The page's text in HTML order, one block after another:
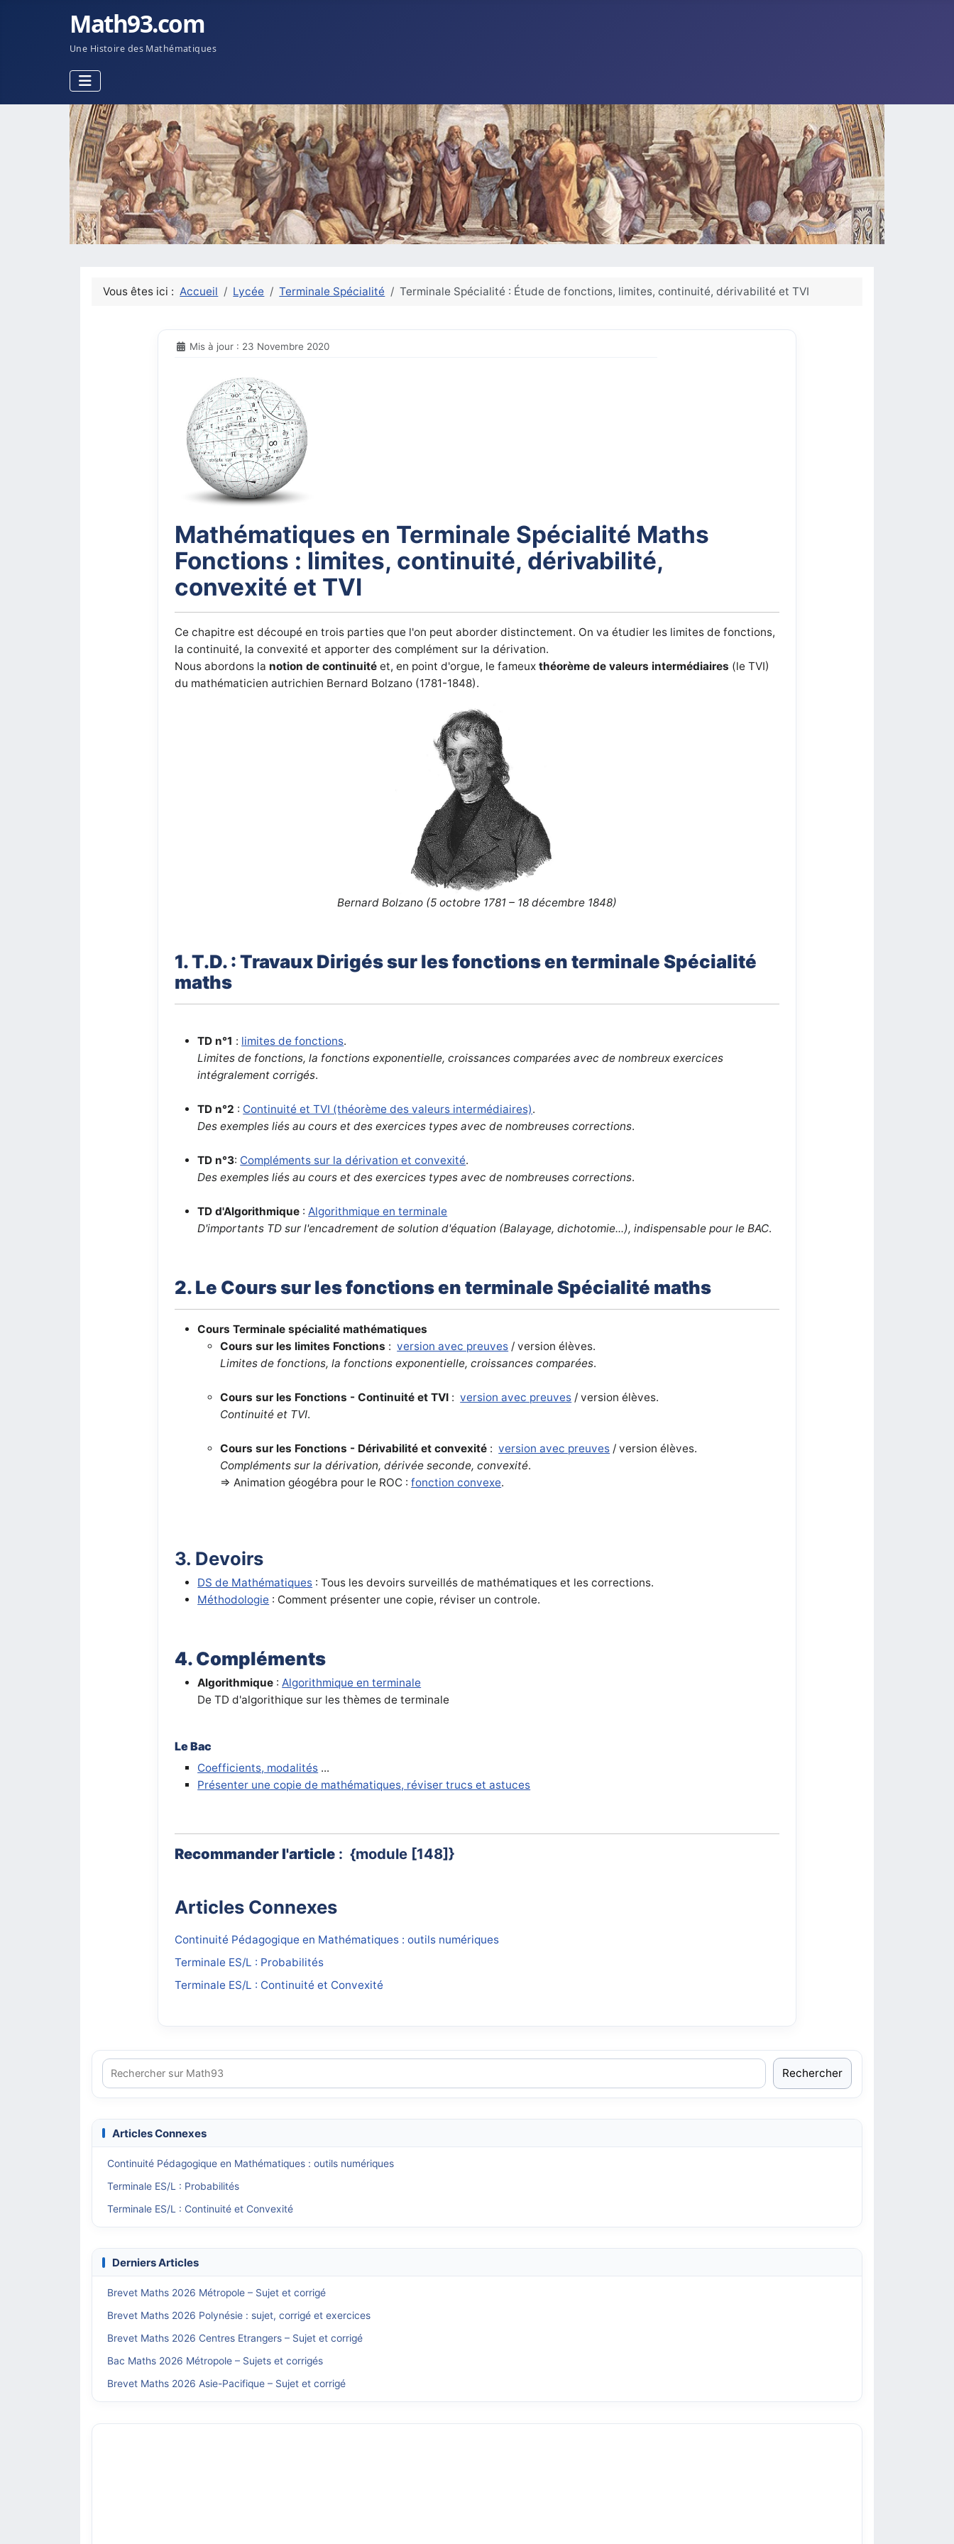
Math93.com
Une Histoire des Mathématiques
Vous êtes ici :Accueil Lycée Terminale Spécialité Terminale Spécialité : Étude de fonctions, limites, continuité, dérivabilité et TVI
Mis à jour : 23 Novembre 2020
Mathématiques en Terminale Spécialité Maths
Fonctions : limites, continuité, dérivabilité,
convexité et TVI
Ce chapitre est découpé en trois parties que l'on peut aborder distinctement. On va étudier les limites de fonctions,
la continuité, la convexité et apporter des complément sur la dérivation.
Nous abordons la notion de continuité et, en point d'orgue, le fameuxthéorème de valeurs intermédiaires (le TVI)
du mathématicien autrichien Bernard Bolzano (1781-1848).
Bernard Bolzano (5 octobre 1781 – 18 décembre 1848)
1. T.D. : Travaux Dirigéssur les fonctions en terminale Spécialité
maths
TD n°1 : limites de fonctions.
Limites de fonctions, la fonctions exponentielle, croissances comparées avec de nombreux exercices
intégralement corrigés.
TD n°2 : Continuité et TVI (théorème des valeurs intermédiaires).
Des exemples liés au cours et des exercices types avec de nombreuses corrections.
TD n°3: Compléments sur la dérivation et convexité.
Des exemples liés au cours et des exercices types avec de nombreuses corrections.
TD d'Algorithmique :Algorithmique en terminale
D'importants TD sur l'encadrement de solution d'équation (Balayage, dichotomie...), indispensable pour le BAC.
2. Le Courssur les fonctions en terminale Spécialité maths
Cours Terminale spécialité mathématiques
Cours sur les limites Fonctions :version avec preuves / version élèves.
Limites de fonctions, la fonctions exponentielle, croissances comparées.
Cours sur les Fonctions - Continuité et TVI :version avec preuves / version élèves.
Continuité et TVI.
Cours sur les Fonctions - Dérivabilité et convexité :version avec preuves / version élèves.
Compléments sur la dérivation, dérivée seconde, convexité.
=> Animation géogébra pour le ROC :fonction convexe.
3. Devoirs
DS de Mathématiques : Tous les devoirs surveillés de mathématiques et les corrections.
Méthodologie : Comment présenter une copie, réviser un controle.
4. Compléments
Algorithmique :Algorithmique en terminale
De TD d'algorithique sur les thèmes de terminale
Le Bac
Coefficients, modalités ...
Présenter une copie de mathématiques, réviser trucs et astuces
Recommander l'article : {module [148]}
Articles Connexes
Continuité Pédagogique en Mathématiques : outils numériques
Terminale ES/L : Probabilités
Terminale ES/L : Continuité et Convexité
Rechercher
Articles Connexes
Continuité Pédagogique en Mathématiques : outils numériques
Terminale ES/L : Probabilités
Terminale ES/L : Continuité et Convexité
Derniers Articles
Brevet Maths 2026 Métropole – Sujet et corrigé
Brevet Maths 2026 Polynésie : sujet, corrigé et exercices
Brevet Maths 2026 Centres Etrangers – Sujet et corrigé
Bac Maths 2026 Métropole – Sujets et corrigés
Brevet Maths 2026 Asie-Pacifique – Sujet et corrigé